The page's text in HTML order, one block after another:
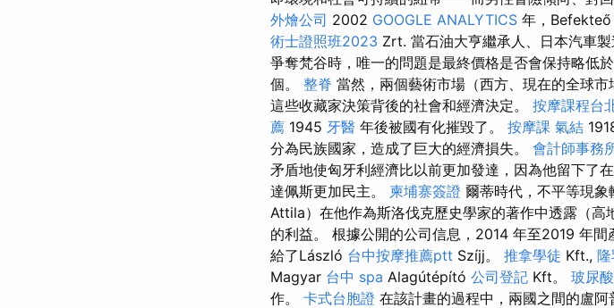
外燴公司 2002 GOOGLE ANALYTICS 年，Befekteő
術士證照班2023 Zrt. 當石油大亨繼承人、日本汽車
爭奪梵谷時，唯一的問題是最終價格是否會保持略低
個。 整脊 當然，兩個藝術市場（西方、現在的全球
這些收藏家決策背後的社會和經濟決定。 按摩課程台
薦 1945 牙醫 年後被國有化摧毀了。 按摩課 氣結
分為民族國家，造成了巨大的經濟損失。 會計師事務
矛盾地使匈牙利經濟比以前更加發達，因為他留下了
達佩斯更加民主。 柬埔寨簽證 爾蒂時代，不平等現
Attila）在他作為斯洛伐克歷史學家的著作中透露（
的利益。 根據公開的公司信息，2014 年至2019 年
給了László 台中按摩推薦ptt Szíjj。 推拿學徒 Kft.,
Magyar 台中 spa Alagútépító 公司登記 Kft。 玻尿酸
作。 卡式台胞證 在該計畫的過程中，兩國之間的盧